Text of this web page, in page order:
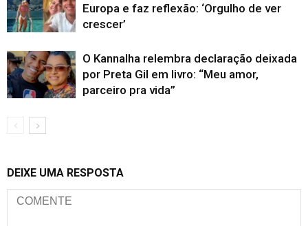
Europa e faz reflexão: ‘Orgulho de ver
crescer’
O Kannalha relembra declaração deixada
por Preta Gil em livro: “Meu amor,
parceiro pra vida”
DEIXE UMA RESPOSTA